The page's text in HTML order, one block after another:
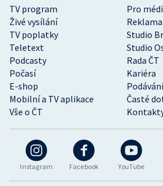
Instagram Facebook YouTube
TV program
Pro
Živé vysílání
Reklama
TV poplatky
Studio
Teletext
Studio
Podcasty
Rada ČT
Počasí
Kariéra
E-shop
Mobilní a TV aplikace
Časté
Vše o ČT